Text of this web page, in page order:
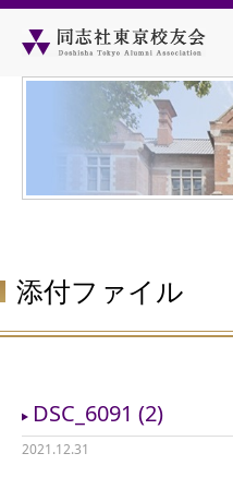
添付ファイル
DSC_6091 (2)
2021.12.31